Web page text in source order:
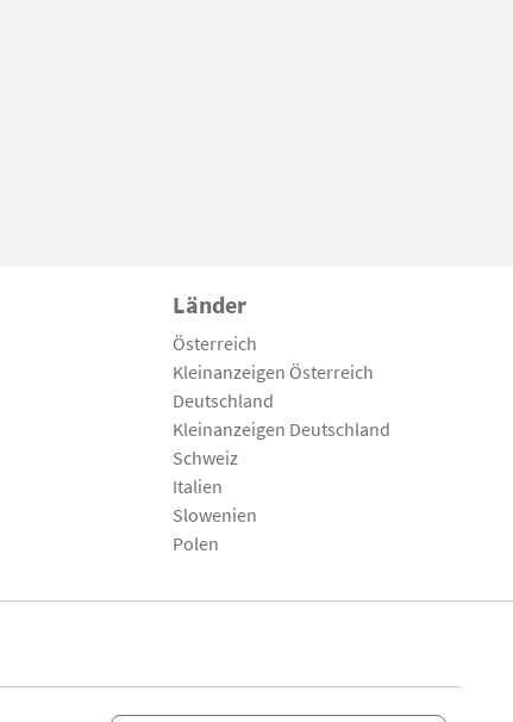
Länder
Österreich
Kleinanzeigen Österreich
Deutschland
Kleinanzeigen Deutschland
Schweiz
Italien
Slowenien
Polen